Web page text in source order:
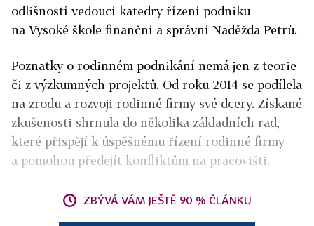
odlišností vedoucí katedry řízení podniku
na Vysoké škole finanční a správní Naděžda Petrů.
Poznatky o rodinném podnikání nemá jen z teorie
či z výzkumných projektů. Od roku 2014 se podílela
na zrodu a rozvoji rodinné firmy své dcery. Získané
zkušenosti shrnula do několika základních rad,
které přispějí k úspěšnému řízení rodinné firmy
a pomohou předejít konfliktům na pracovišti.
ZBÝVÁ VÁM JEŠTĚ 90 % ČLÁNKU